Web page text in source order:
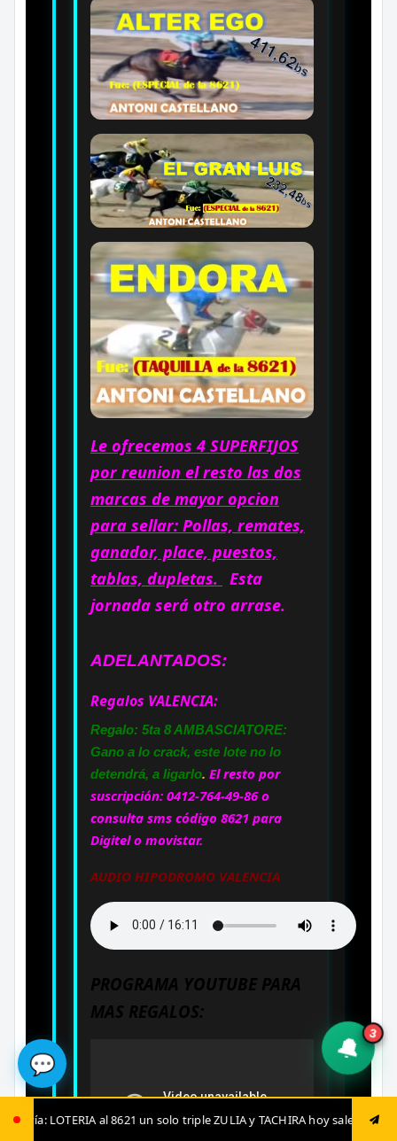
y TACHIRA hoy sale: LOTERIA al 8621 luego envía ya: ANIMAL al 8621
Le ofrecemos 4 SUPERFIJOS
por reunion el resto las dos
marcas de mayor opcion
para sellar: Pollas, remates,
ganador, place, puestos,
tablas, dupletas. Esta
jornada será otro arrase.
ADELANTADOS:
Regalos VALENCIA:
Regalo: 5ta 8 AMBASCIATORE:
Gano a lo crack, este lote no lo
detendrá, a ligarlo. El resto por
suscripción: 0412-764-49-86 o
consulta sms código 8621 para
Digitel o movistar.
AUDIO HIPODROMO VALENCIA
PROGRAMA YOUTUBE PARA
MAS REGALOS:
🔔
3
💬